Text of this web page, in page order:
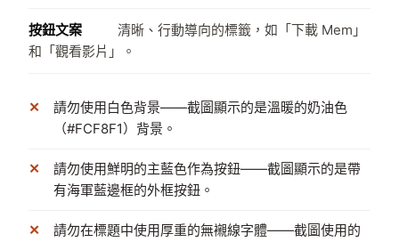
按鈕文案
清晰、行動導向的標籤，如「下載 Mem」
和「觀看影片」。
請勿使用白色背景——截圖顯示的是溫暖的奶油色
（#FCF8F1）背景。
請勿使用鮮明的主藍色作為按鈕——截圖顯示的是帶
有海軍藍邊框的外框按鈕。
請勿在標題中使用厚重的無襯線字體——截圖使用的